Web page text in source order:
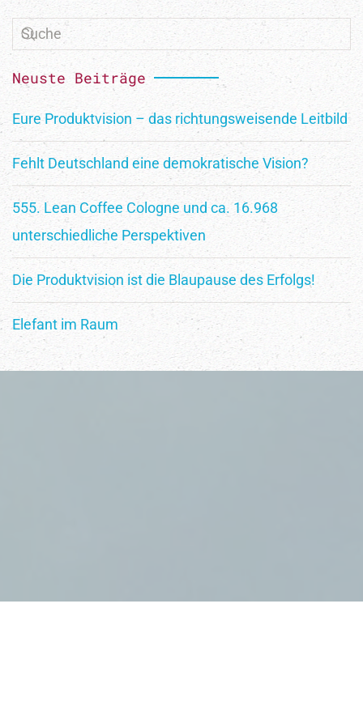
Neuste Beiträge
Eure Produktvision – das richtungsweisende Leitbild
Fehlt Deutschland eine demokratische Vision?
555. Lean Coffee Cologne und ca. 16.968
unterschiedliche Perspektiven
Die Produktvision ist die Blaupause des Erfolgs!
Elefant im Raum